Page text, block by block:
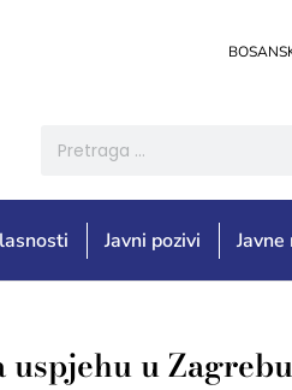
Javni pozivi Javne
uspjehu u Zagrebu